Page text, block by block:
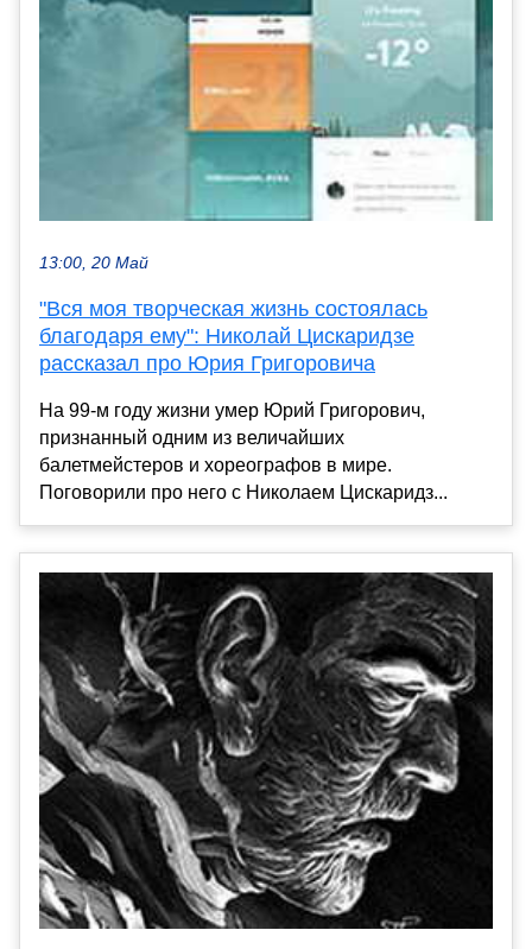
13:00, 20 Май
"Вся моя творческая жизнь состоялась
благодаря ему": Николай Цискаридзе
рассказал про Юрия Григоровича
На 99-м году жизни умер Юрий Григорович,
признанный одним из величайших
балетмейстеров и хореографов в мире.
Поговорили про него с Николаем Цискаридз...